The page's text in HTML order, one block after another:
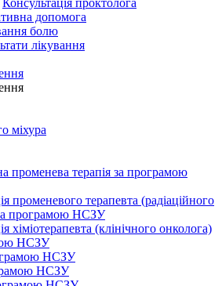
Консультація проктолога
допомога
болю
лікування
міхура
променева терапія за програмою
променевого терапевта (радіаційного
програмою НСЗУ
хіміотерапевта (клінічного онколога)
НСЗУ
НСЗУ
НСЗУ